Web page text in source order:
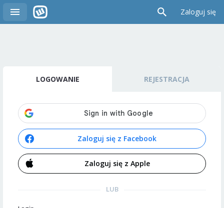
Zaloguj się
LOGOWANIE REJESTRACJA
Zaloguj się z Facebook
Zaloguj się z Apple
LUB